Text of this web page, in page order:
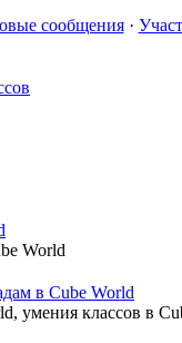
сообщения·
World
в Cube World
умения классов в